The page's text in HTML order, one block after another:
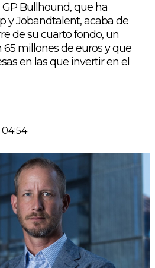
Bullhound, que ha
y Jobandtalent, acaba de
de su cuarto fondo, un
millones de euros y que
en las que invertir en el